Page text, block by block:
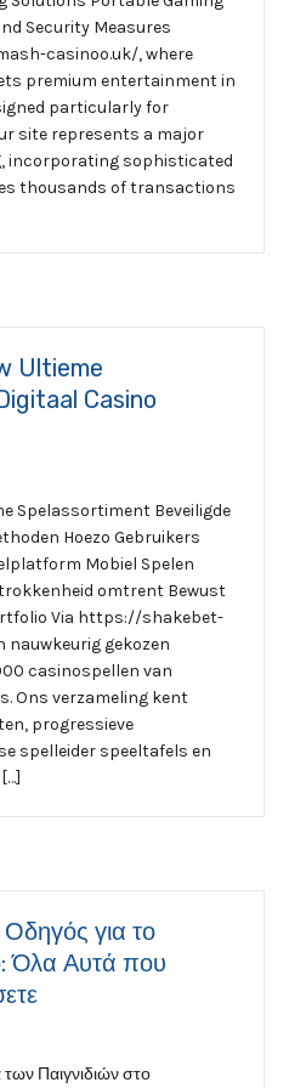
Security Measures
casinoo.uk/, where
premium entertainment in
particularly for
site represents a major
incorporating sophisticated
thousands of transactions
Ultieme
Casino
Spelassortiment Beveiligde
Hoezo Gebruikers
Mobiel Spelen
omtrent Bewust
Via https://shakebet-
nauwkeurig gekozen
casinospellen van
Ons verzameling kent
progressieve
spelleider speeltafels en
για το
Όλα Αυτά που
Παιγνιδιών στο